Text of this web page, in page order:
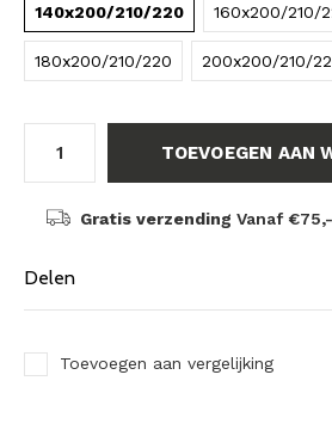
140x200/210/220 160x200/210/
180x200/210/220 200x200/210/
TOEVOEGEN AAN
Gratis verzending Vanaf €75,-
Delen
Toevoegen aan vergelijking